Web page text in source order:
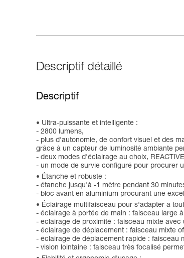
Descriptif détaillé
Descriptif
Ultra-puissante et intelligente :
- 2800 lumens,
- plus d'autonomie, de confort visuel et des
grâce à un capteur de luminosité ambiante
- deux modes d'éclairage au choix,
- un mode de survie configuré pour procurer
Étanche et robuste :
- étanche jusqu'à -1 mètre pendant 30
- bloc avant en aluminium procurant une
Éclairage multifaisceau pour s'adapter à
- éclairage à portée de main : faisceau large
- éclairage de proximité : faisceau mixte
- éclairage de déplacement : faisceau mixte
- éclairage de déplacement rapide : faisceau
- vision lointaine : faisceau très focalisé